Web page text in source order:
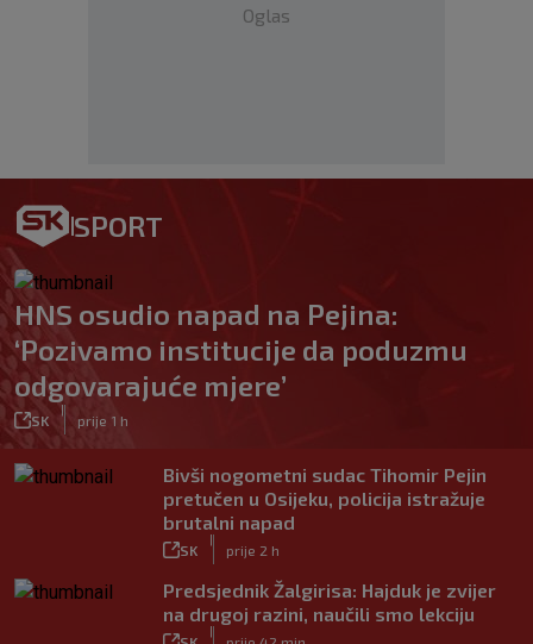
Oglas
SPORT
HNS osudio napad na Pejina:
‘Pozivamo institucije da poduzmu
odgovarajuće mjere’
SK prije 1 h
Bivši nogometni sudac Tihomir Pejin
pretučen u Osijeku, policija istražuje
brutalni napad
SK prije 2 h
Predsjednik Žalgirisa: Hajduk je zvijer
na drugoj razini, naučili smo lekciju